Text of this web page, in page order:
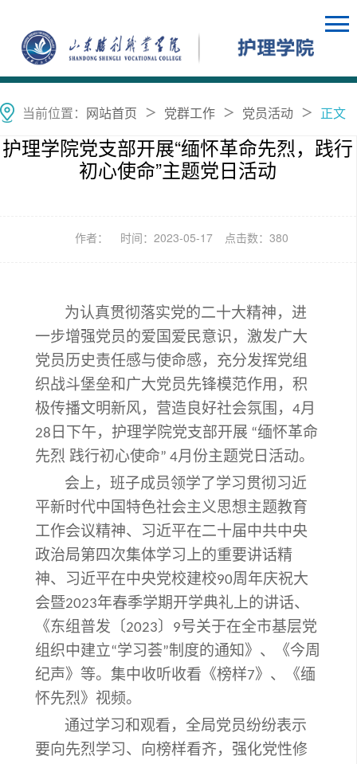
当前位置： 网站首页 ＞ 党群工作 ＞ 党员活动 ＞ 正文
护理学院党支部开展“缅怀革命先烈，践行
初心使命”主题党日活动
作者： 时间：2023-05-17 点击数： 380
为认真贯彻落实党的二十大精神，进
一步增强党员的爱国爱民意识，激发广大
党员历史责任感与使命感，充分发挥党组
织战斗堡垒和广大党员先锋模范作用，积
极传播文明新风，营造良好社会氛围， 4月
28 日下午， 护理学院党支部开展 “缅怀革命
先烈 践行初心使命” 4月份主题党日活动。
会上，班子成员领学了学习贯彻习近
平新时代中国特色社会主义思想主题教育
工作会议精神、习近平在二十届中共中央
政治局第四次集体学习上的重要讲话精
神、习近平在中央党校建校90周年庆祝大
会暨2023年春季学期开学典礼上的讲话、
《东组普发〔2023〕 9号关于在全市基层党
组织中建立“学习荟”制度的通知》、《今周
纪声》等。集中收听收看《榜样7》、《缅
怀先烈》视频。
通过学习和观看，全局党员纷纷表示
要向先烈学习、向榜样看齐，强化党性修